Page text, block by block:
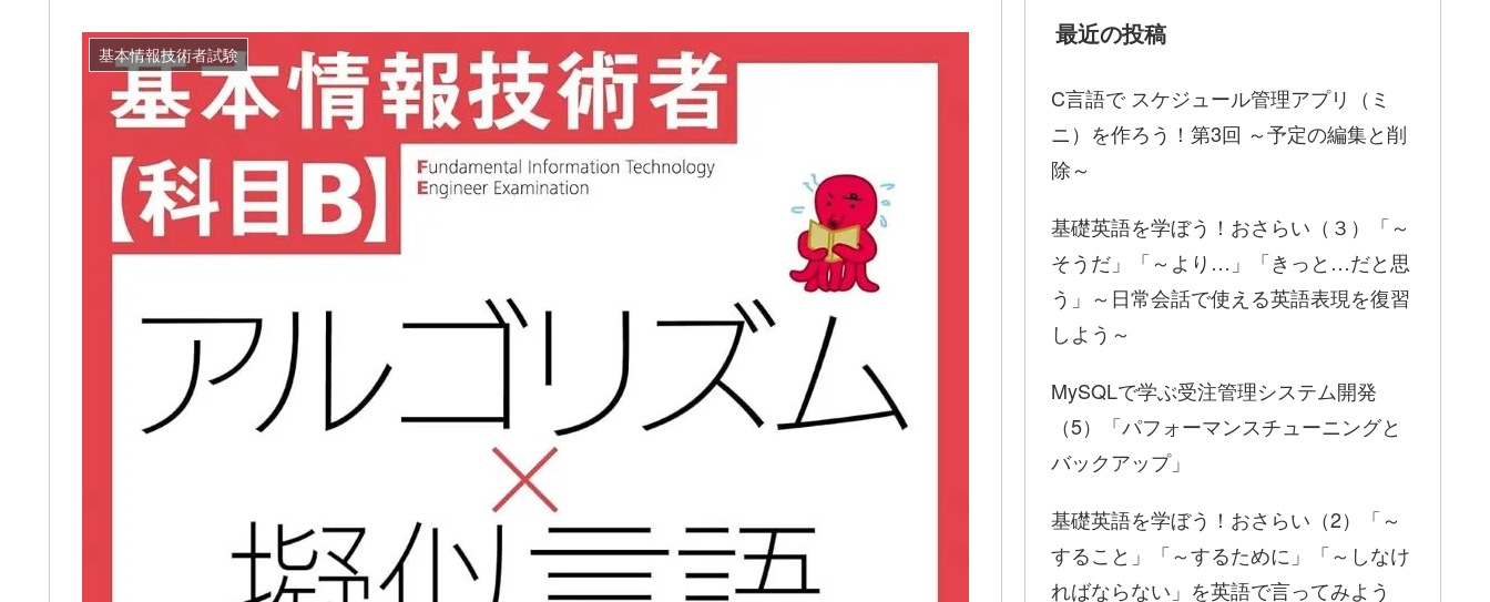
基本情報技術者試験
最近の投稿
C言語で スケジュール管理アプリ（ミ
ニ）を作ろう！第3回 ～予定の編集と削
除～
基礎英語を学ぼう！おさらい（３）「～
そうだ」「～より…」「きっと…だと思
う」～日常会話で使える英語表現を復習
しよう～
MySQLで学ぶ受注管理システム開発
（5）「パフォーマンスチューニングと
バックアップ」
基礎英語を学ぼう！おさらい（2）「～
すること」「～するために」「～しなけ
ればならない」を英語で言ってみよう